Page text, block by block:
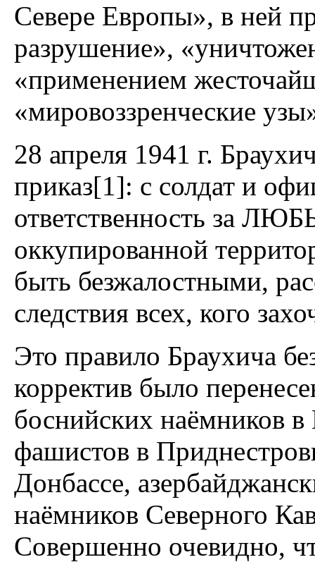
Севере Европы», в ней
разрушение»,
«применением
«мировоззренческие
28 апреля 1941 г.
приказ[1]: с солдат и
ответственность за
оккупированной
быть безжалостными,
следствия всех, кого
Это правило Браухича
корректив было
боснийских наёмников
фашистов в
Донбассе,
наёмников Северного
Совершенно очевидно,